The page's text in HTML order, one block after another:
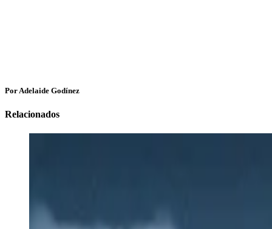
Por Adelaide Godínez
Relacionados